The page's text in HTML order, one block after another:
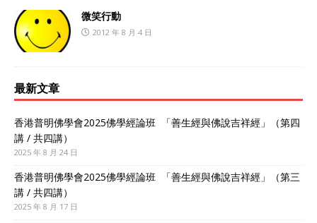
微笑行動
2012 年 8 月 4 日
最新文章
香港普明佛學會2025佛學經論班 「善生經與佛說吉祥經」（第四
講 / 共四講）
2025 年 8 月 24 日
香港普明佛學會2025佛學經論班 「善生經與佛說吉祥經」（第三
講 / 共四講）
2025 年 8 月 17 日